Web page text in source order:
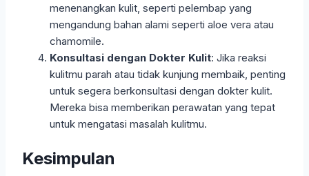
menenangkan kulit, seperti pelembap yang
mengandung bahan alami seperti aloe vera atau
chamomile.
Konsultasi dengan Dokter Kulit: Jika reaksi
kulitmu parah atau tidak kunjung membaik, penting
untuk segera berkonsultasi dengan dokter kulit.
Mereka bisa memberikan perawatan yang tepat
untuk mengatasi masalah kulitmu.
Kesimpulan